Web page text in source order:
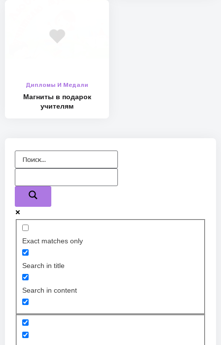
Дипломы И Медали
Магниты в подарок
учителям
Exact matches only
Search in title
Search in content